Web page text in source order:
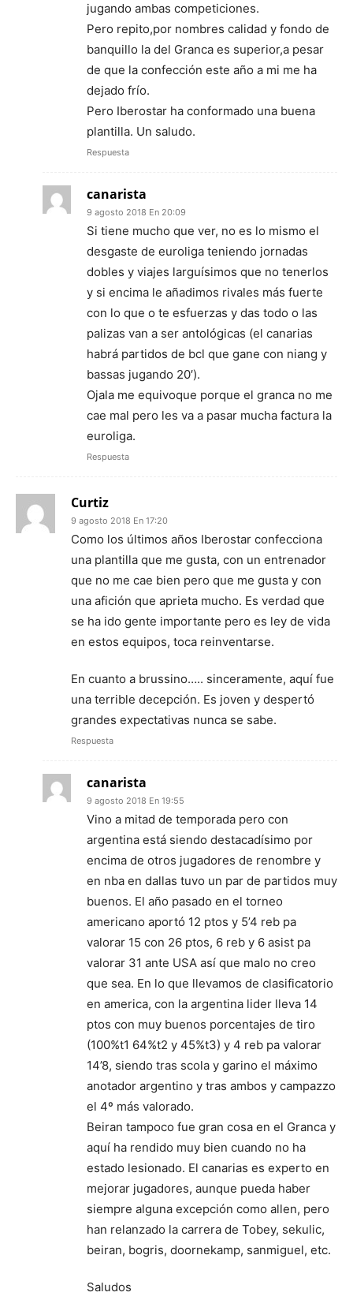
jugando ambas competiciones.
Pero repito,por nombres calidad y fondo de
banquillo la del Granca es superior,a pesar
de que la confección este año a mi me ha
dejado frío.
Pero Iberostar ha conformado una buena
plantilla. Un saludo.
Respuesta
canarista
9 agosto 2018 En 20:09
Si tiene mucho que ver, no es lo mismo el
desgaste de euroliga teniendo jornadas
dobles y viajes larguísimos que no tenerlos
y si encima le añadimos rivales más fuerte
con lo que o te esfuerzas y das todo o las
palizas van a ser antológicas (el canarias
habrá partidos de bcl que gane con niang y
bassas jugando 20′).
Ojala me equivoque porque el granca no me
cae mal pero les va a pasar mucha factura la
euroliga.
Respuesta
Curtiz
9 agosto 2018 En 17:20
Como los últimos años Iberostar confecciona
una plantilla que me gusta, con un entrenador
que no me cae bien pero que me gusta y con
una afición que aprieta mucho. Es verdad que
se ha ido gente importante pero es ley de vida
en estos equipos, toca reinventarse.
En cuanto a brussino….. sinceramente, aquí fue
una terrible decepción. Es joven y despertó
grandes expectativas nunca se sabe.
Respuesta
canarista
9 agosto 2018 En 19:55
Vino a mitad de temporada pero con
argentina está siendo destacadísimo por
encima de otros jugadores de renombre y
en nba en dallas tuvo un par de partidos muy
buenos. El año pasado en el torneo
americano aportó 12 ptos y 5’4 reb pa
valorar 15 con 26 ptos, 6 reb y 6 asist pa
valorar 31 ante USA así que malo no creo
que sea. En lo que llevamos de clasificatorio
en america, con la argentina lider lleva 14
ptos con muy buenos porcentajes de tiro
(100%t1 64%t2 y 45%t3) y 4 reb pa valorar
14’8, siendo tras scola y garino el máximo
anotador argentino y tras ambos y campazzo
el 4º más valorado.
Beiran tampoco fue gran cosa en el Granca y
aquí ha rendido muy bien cuando no ha
estado lesionado. El canarias es experto en
mejorar jugadores, aunque pueda haber
siempre alguna excepción como allen, pero
han relanzado la carrera de Tobey, sekulic,
beiran, bogris, doornekamp, sanmiguel, etc.
Saludos